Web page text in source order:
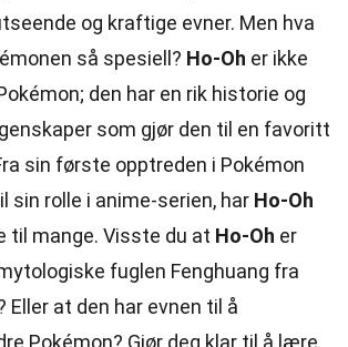
og kraftige evner. Men hva
så spesiell? Ho-Oh er ikke
den har en rik historie og
som gjør den til en favoritt
sin første opptreden i Pokémon
sin rolle i anime-serien, har Ho-Oh
til mange. Visste du at Ho-Oh er
fuglen Fenghuang fra
Eller at den har evnen til å
Pokémon? Gjør deg klar til å lære